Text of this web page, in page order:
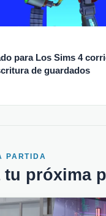
para Los Sims 4
de guardados
PARTIDA
tu próxima